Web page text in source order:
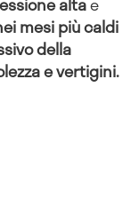
mesi più caldi
della
e vertigini.